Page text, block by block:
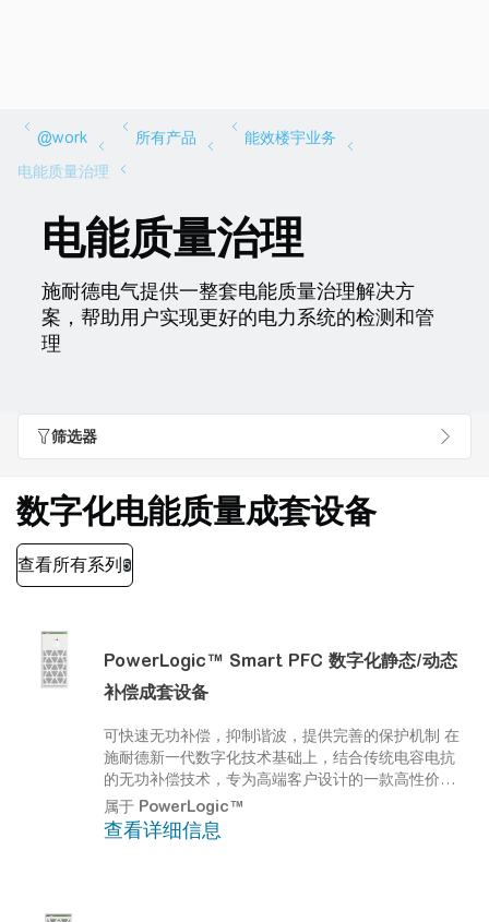
电能质量治理
施耐德电气提供一整套电能质量治理解决方
案，帮助用户实现更好的电力系统的检测和管
理
筛选器
数字化电能质量成套设备
PowerLogic™ Smart PFC 数字化静态/动态
补偿成套设备
可快速无功补偿，抑制谐波，提供完善的保护机制 在
施耐德新一代数字化技术基础上，结合传统电容电抗
的无功补偿技术，专为高端客户设计的一款高性价比
无功补偿解决方案。实时监测系统电能质量状态及电
容支路实时容量，突破传统应用，在有效降低成本的
同时，实现优秀的无功补偿效果，变被动运维为主动
属于 PowerLogic™
查看详细信息